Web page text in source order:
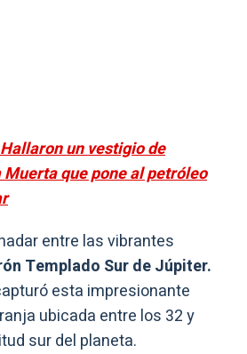
Hallaron un vestigio de
que pone al petróleo
entre las vibrantes
Templado Sur de Júpiter.
esta impresionante
ubicada entre los 32 y
sur del planeta.